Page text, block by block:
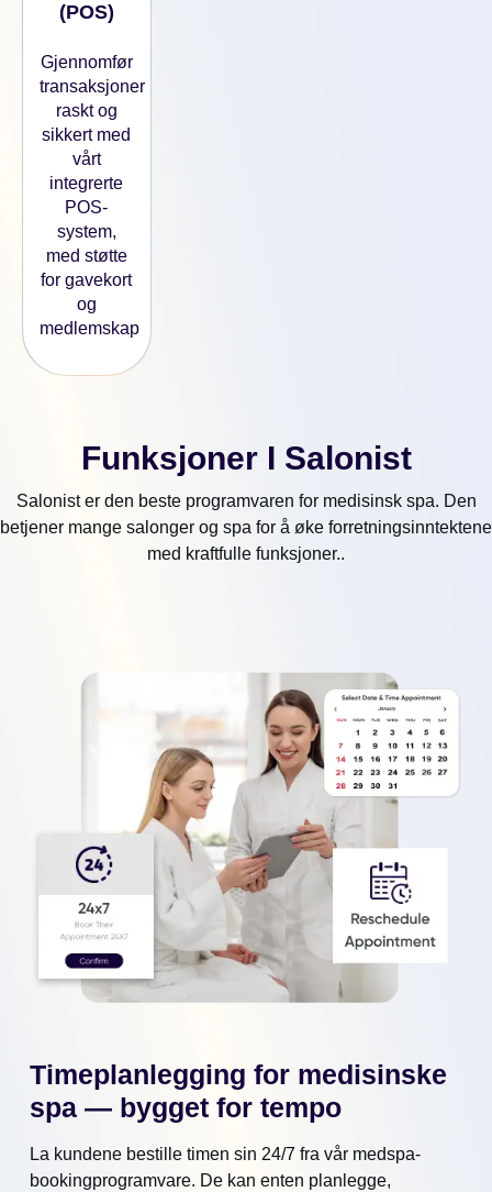
(POS)
Gjennomfør
transaksjoner
raskt og
sikkert med
vårt
integrerte
POS-
system,
med støtte
for gavekort
og
medlemskap
Funksjoner I Salonist
Salonist er den beste programvaren for medisinsk spa. Den
betjener mange salonger og spa for å øke forretningsinntektene
med kraftfulle funksjoner..
Timeplanlegging for medisinske
spa — bygget for tempo
La kundene bestille timen sin 24/7 fra vår medspa-
bookingprogramvare. De kan enten planlegge,